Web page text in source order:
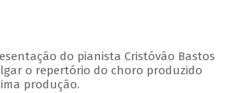
do pianista Cristóvão Bastos
o repertório do choro produzido
produção.